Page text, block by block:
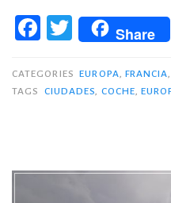
y
F
c
e
o
T
w
it
te
Share
CATEGORIES EUROPA, FRANCIA,
TAGS
CIUDADES, COCHE,